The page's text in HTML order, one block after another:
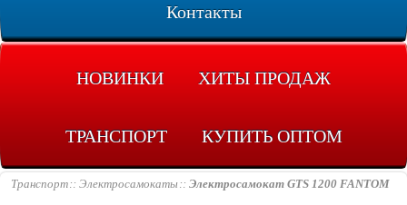
Контакты
НОВИНКИ ХИТЫ ПРОДАЖ
ТРАНСПОРТ КУПИТЬ ОПТОМ
Транспорт Электросамокаты Электросамокат GTS 1200 FANTOM